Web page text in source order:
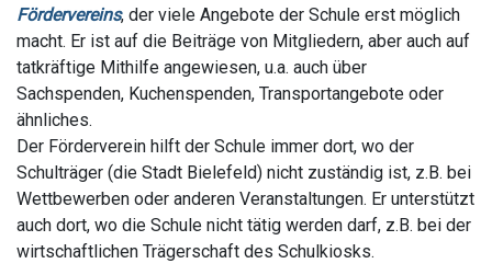
Fördervereins, der viele Angebote der Schule erst möglich
macht. Er ist auf die Beiträge von Mitgliedern, aber auch auf
tatkräftige Mithilfe angewiesen, u.a. auch über
Sachspenden, Kuchenspenden, Transportangebote oder
ähnliches.
Der Förderverein hilft der Schule immer dort, wo der
Schulträger (die Stadt Bielefeld) nicht zuständig ist, z.B. bei
Wettbewerben oder anderen Veranstaltungen. Er unterstützt
auch dort, wo die Schule nicht tätig werden darf, z.B. bei der
wirtschaftlichen Trägerschaft des Schulkiosks.